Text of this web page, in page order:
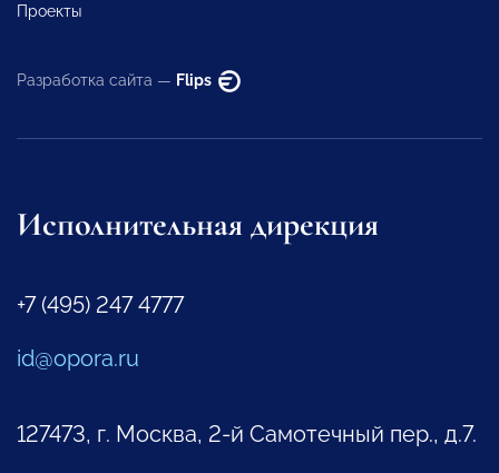
Проекты
Разработка сайта — Flips
Исполнительная дирекция
+7 (495) 247 4777
id@opora.ru
127473, г. Москва, 2-й Самотечный пер., д.7.